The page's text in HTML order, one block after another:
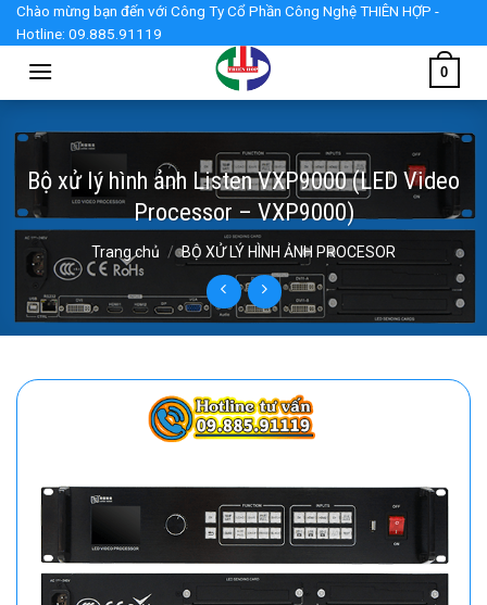
Skip
content
Chào mừng bạn đến với Công Ty Cổ Phần Công Nghệ THIÊN HỢP -
Hotline: 09.885.91119
0
Bộ xử lý hình ảnh Listen VXP9000 (LED Video
Processor – VXP9000)
Trang chủ / BỘ XỬ LÝ HÌNH ẢNH PROCESOR